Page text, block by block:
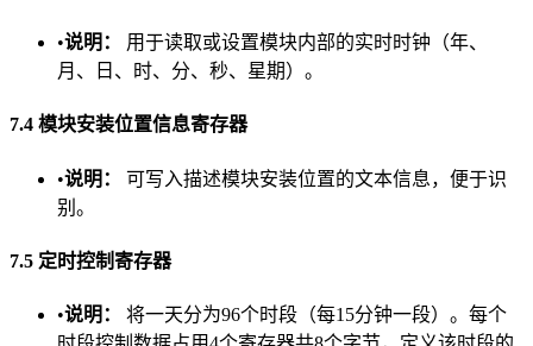
•​​说明：​
​ 用于读取或设置模块内部的实时时钟（年、
月、日、时、分、秒、星期）。
​7.4 模块安装位置信息寄存器​
•​​说明：​
​ 可写入描述模块安装位置的文本信息，便于识
别。
​7.5 定时控制寄存器​
•​​说明：​
​ 将一天分为96个时段（每15分钟一段）。每个